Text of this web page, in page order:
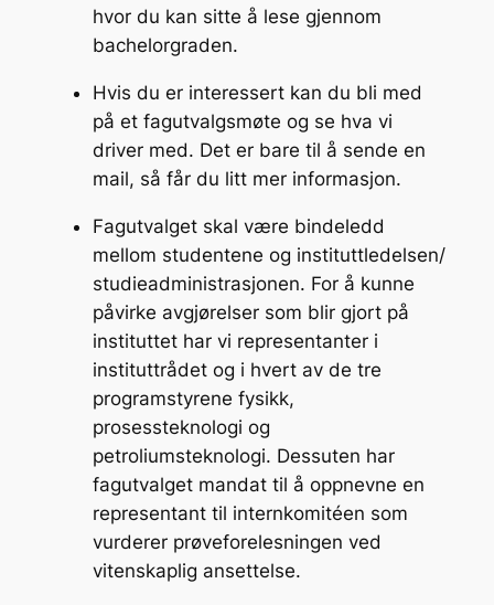
hvor du kan sitte å lese gjennom
bachelorgraden.
Hvis du er interessert kan du bli med
på et fagutvalgsmøte og se hva vi
driver med. Det er bare til å sende en
mail, så får du litt mer informasjon.
Fagutvalget skal være bindeledd
mellom studentene og instituttledelsen/
studieadministrasjonen. For å kunne
påvirke avgjørelser som blir gjort på
instituttet har vi representanter i
instituttrådet og i hvert av de tre
programstyrene fysikk,
prosessteknologi og
petroliumsteknologi. Dessuten har
fagutvalget mandat til å oppnevne en
representant til internkomitéen som
vurderer prøveforelesningen ved
vitenskaplig ansettelse.